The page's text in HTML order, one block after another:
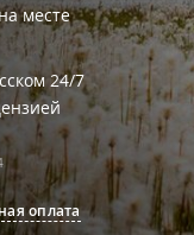
месте
24/7
оплата